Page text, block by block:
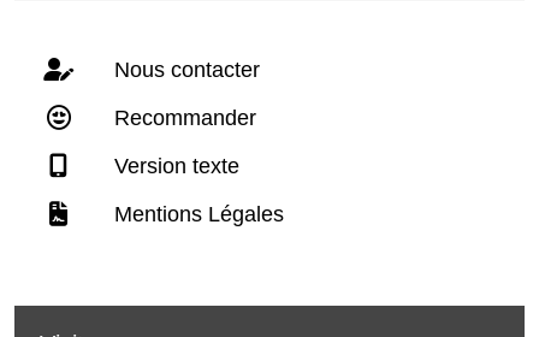
Nous contacter
Recommander
Version texte
Mentions Légales